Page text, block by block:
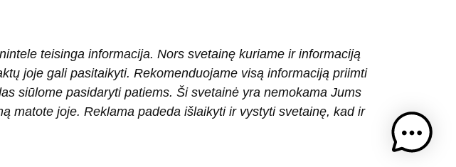
teisinga informacija. Nors svetainę kuriame ir informaciją
joje gali pasitaikyti. Rekomenduojame visą informaciją priimti
siūlome pasidaryti patiems. Ši svetainė yra nemokama Jums
matote joje. Reklama padeda išlaikyti ir vystyti svetainę, kad ir